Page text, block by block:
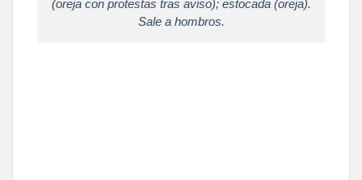
(oreja con protestas tras aviso); estocada (oreja).
Sale a hombros.